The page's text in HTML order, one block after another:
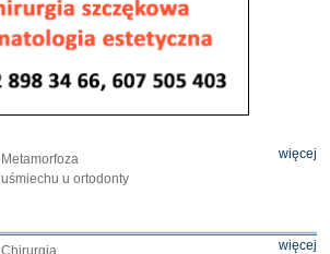
Metamorfoza
uśmiechu u ortodonty
więcej
więcej